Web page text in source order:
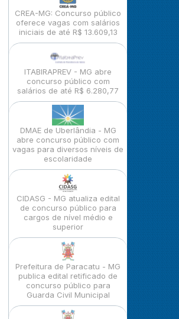
CREA-MG: Concurso público
oferece vagas com salários
iniciais de até R$ 13.609,13
ITABIRAPREV - MG abre
concurso público com
salários de até R$ 6.280,77
DMAE de Uberlândia - MG
abre concurso público com
vagas para diversos níveis de
escolaridade
CIDASG - MG atualiza edital
de concurso público para
cargos de nível médio e
superior
Prefeitura de Paracatu - MG
publica edital retificado de
concurso público para
Guarda Civil Municipal